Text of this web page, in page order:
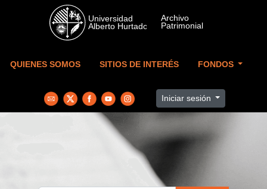
Skip to main content
QUIENES SOMOS SITIOS DE INTERÉS FONDOS
Iniciar sesión